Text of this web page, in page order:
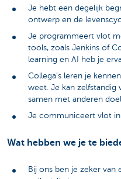
Je hebt een degelijk
ontwerp en de
Je programmeert vlot
tools, zoals Jenkins of
learning en AI heb je
Collega’s leren je
weet. Je kan zelfstandig
samen met anderen
Je communiceert vlot in
Wat hebben we je te
Bij ons ben je zeker van